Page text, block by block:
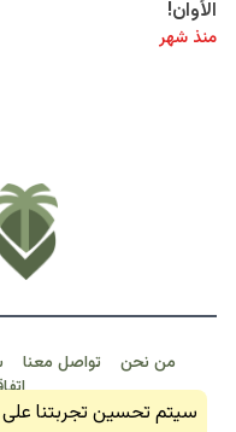
الأوان!
منذ شهر
من نحن تواصل معنا
سيتم تحسين تجربتنا